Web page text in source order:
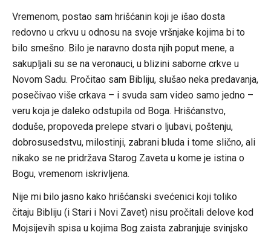
Vremenom, postao sam hrišćanin koji je išao dosta
redovno u crkvu u odnosu na svoje vršnjake kojima bi to
bilo smešno. Bilo je naravno dosta njih poput mene, a
sakupljali su se na veronauci, u blizini saborne crkve u
Novom Sadu. Pročitao sam Bibliju, slušao neka predavanja,
posečivao više crkava – i svuda sam video samo jedno –
veru koja je daleko odstupila od Boga. Hrišćanstvo,
doduše, propoveda prelepe stvari o ljubavi, poštenju,
dobrosusedstvu, milostinji, zabrani bluda i tome slično, ali
nikako se ne pridržava Starog Zaveta u kome je istina o
Bogu, vremenom iskrivljena.
Nije mi bilo jasno kako hrišćanski svećenici koji toliko
čitaju Bibliju (i Stari i Novi Zavet) nisu pročitali delove kod
Mojsijevih spisa u kojima Bog zaista zabranjuje svinjsko